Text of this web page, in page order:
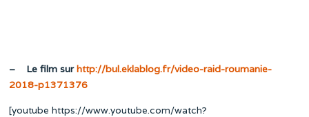
– Le film surhttp://bul.eklablog.fr/video-raid-roumanie-
2018-p1371376
[youtube https://www.youtube.com/watch?